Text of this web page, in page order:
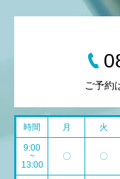
ご予約
時間 月 火
9:00
~
13:00
〇 〇